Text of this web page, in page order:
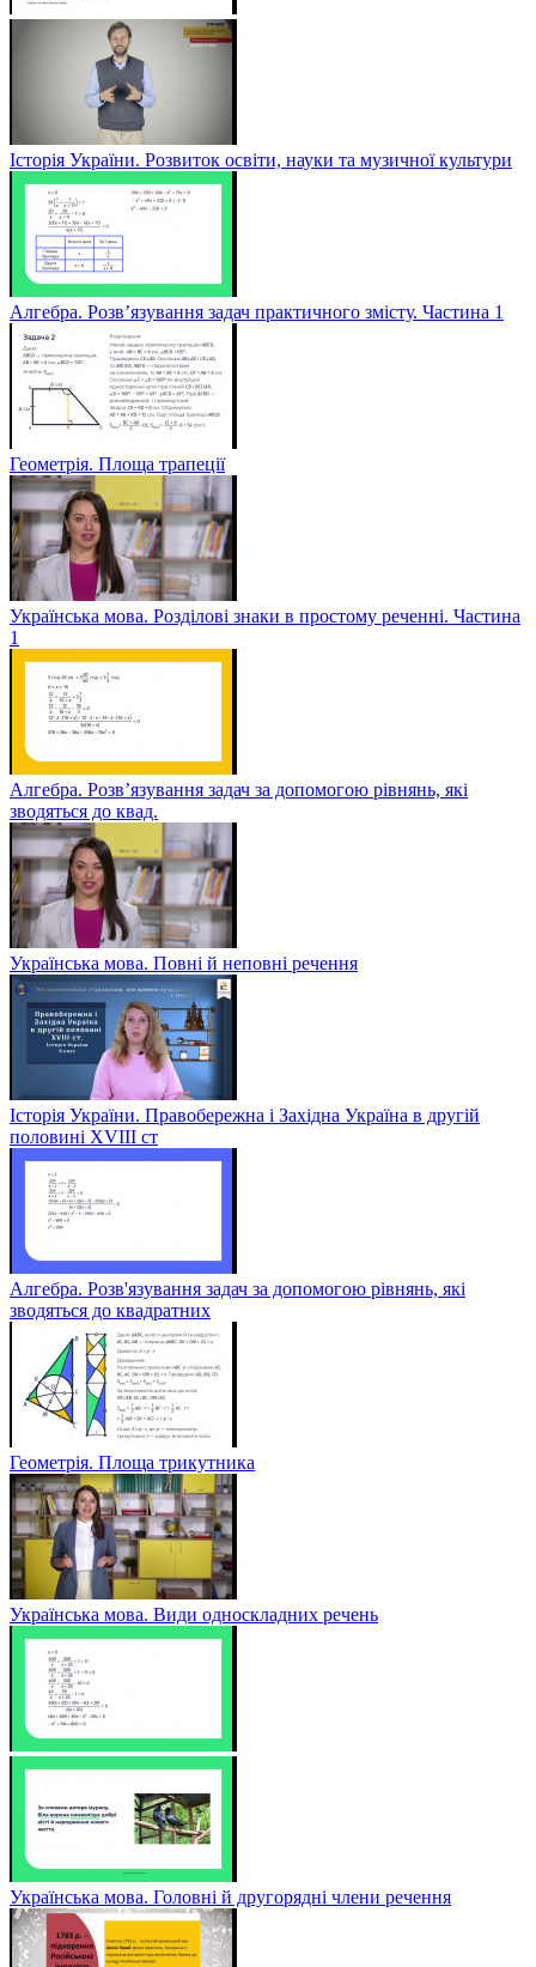
Історія України. Розвиток освіти, науки та музичної культури
Алгебра. Розв’язування задач практичного змісту. Частина 1
Геометрія. Площа трапеції
Українська мова. Розділові знаки в простому реченні. Частина
1
Алгебра. Розв’язування задач за допомогою рівнянь, які
зводяться до квад.
Українська мова. Повні й неповні речення
Історія України. Правобережна і Західна Україна в другій
половині XVIII ст
Алгебра. Розв'язування задач за допомогою рівнянь, які
зводяться до квадратних
Геометрія. Площа трикутника
Українська мова. Види односкладних речень
Українська мова. Головні й другорядні члени речення